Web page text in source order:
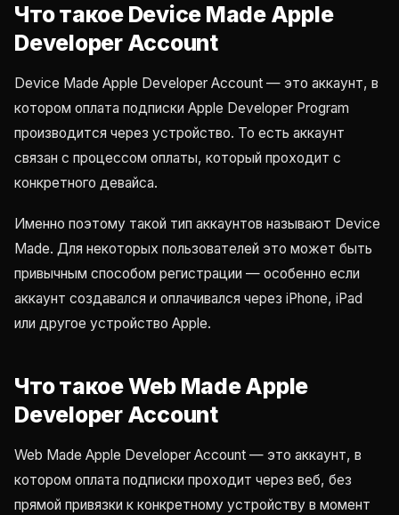
Что такое Device Made Apple
Developer Account
Device Made Apple Developer Account — это аккаунт, в
котором оплата подписки Apple Developer Program
производится через устройство. То есть аккаунт
связан с процессом оплаты, который проходит с
конкретного девайса.
Именно поэтому такой тип аккаунтов называют Device
Made. Для некоторых пользователей это может быть
привычным способом регистрации — особенно если
аккаунт создавался и оплачивался через iPhone, iPad
или другое устройство Apple.
Что такое Web Made Apple
Developer Account
Web Made Apple Developer Account — это аккаунт, в
котором оплата подписки проходит через веб, без
прямой привязки к конкретному устройству в момент